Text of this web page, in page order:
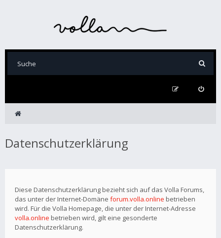
Datenschutzerklärung
Diese Datenschutzerklärung bezieht sich auf das Volla Forums,
das unter der Internet-Domäne forum.volla.online betrieben
wird. Für die Volla Homepage, die unter der Internet-Adresse
volla.online betrieben wird, gilt eine gesonderte
Datenschutzerklärung.